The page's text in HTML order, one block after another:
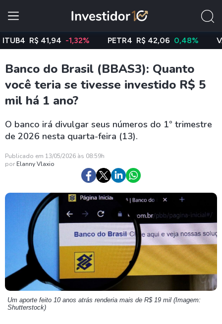
R$ 41,94 -1,32% PETR4 R$ 42,06 0,48% VALE3
Banco do Brasil (BBAS3): Quanto
você teria se tivesse investido R$ 5
mil há 1 ano?
O banco irá divulgar seus números do 1º trimestre
de 2026 nesta quarta-feira (13).
Publicado em 13/05/2026 às 08:59h
por Elanny Vlaxio
Um aporte feito 10 anos atrás renderia mais de R$ 19 mil (Imagem:
Shutterstock)